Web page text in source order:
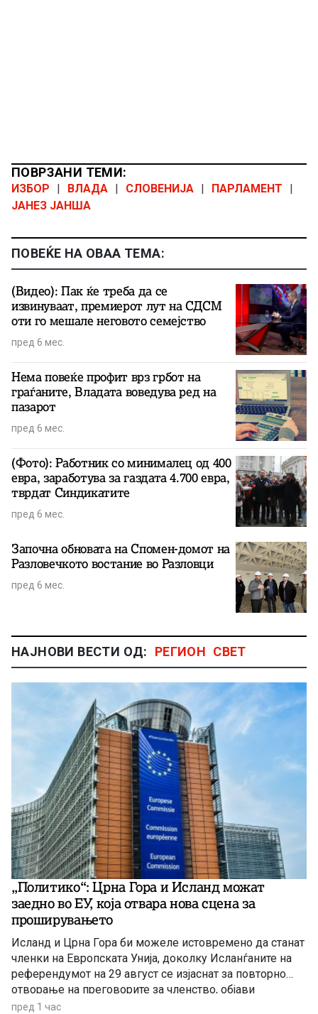
ПОВРЗАНИ ТЕМИ:
ИЗБОР | ВЛАДА | СЛОВЕНИЈА | ПАРЛАМЕНТ
|
ЈАНЕЗ ЈАНША
ПОВЕЌЕ НА ОВАА ТЕМА:
(Видео): Пак ќе треба да се
извинуваат, премиерот лут на СДСМ
оти го мешале неговото семејство
пред 6 мес.
Нема повеќе профит врз грбот на
граѓаните, Владата воведува ред на
пазарот
пред 6 мес.
(Фото): Работник со минималец од 400
евра, заработува за газдата 4.700 евра,
тврдат Синдикатите
пред 6 мес.
Започна обновата на Спомен-домот на
Разловечкото востание во Разловци
пред 6 мес.
НАЈНОВИ ВЕСТИ ОД: РЕГИОН СВЕТ
„Политико“: Црна Гора и Исланд можат
заедно во ЕУ, која отвара нова сцена за
проширувањето
Исланд и Црна Гора би можеле истовремено да станат
членки на Европската Унија, доколку Исланѓаните на
референдумот на 29 август се изјаснат за повторно
отворање на преговорите за членство, објави
„Политико“, повикувајќи се на европски претставници
пред 1 час